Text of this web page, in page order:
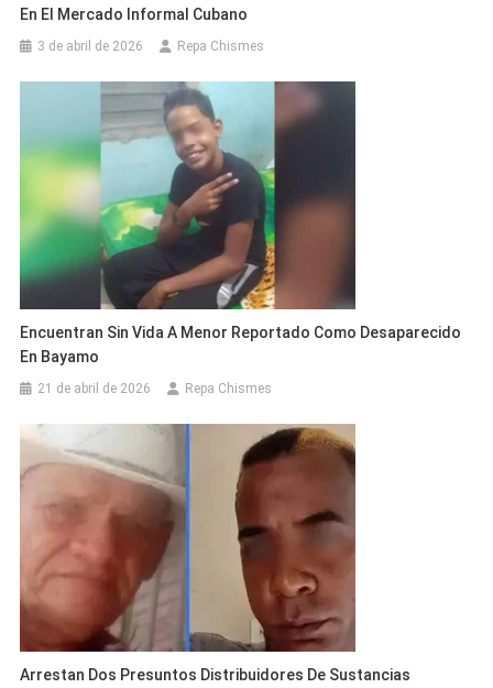
En El Mercado Informal Cubano
3 de abril de 2026 Repa Chismes
Encuentran Sin Vida A Menor Reportado Como Desaparecido
En Bayamo
21 de abril de 2026 Repa Chismes
Arrestan Dos Presuntos Distribuidores De Sustancias